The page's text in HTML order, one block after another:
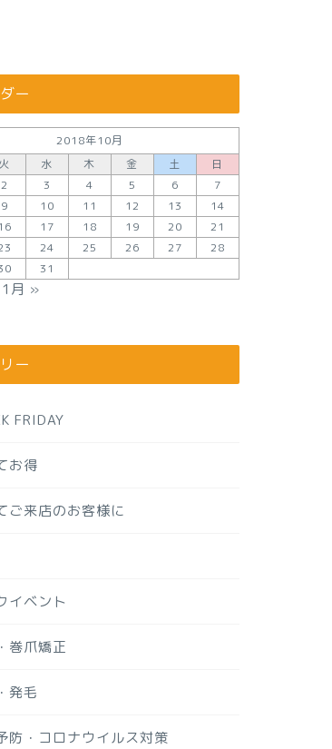
ー
2018年10月
火 水 木 金 土
日
2 3 4 5 6
7
9 10 11 12 13
14
17 18 19 20
21
24 25 26 27
28
31
月 »
ー
FRIDAY
お得
ご来店のお客様に
イベント
巻爪矯正
発毛
防・コロナウイルス対策